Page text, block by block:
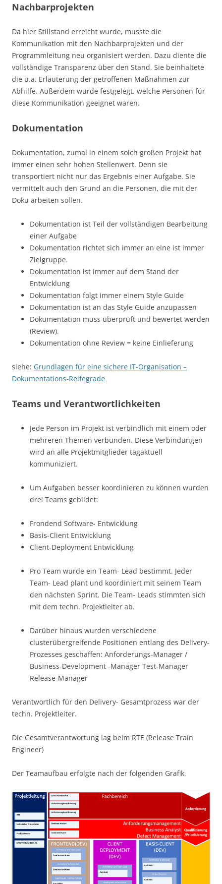
Nachbarprojekten
Da hier Stillstand erreicht wurde, musste die
Kommunikation mit den Nachbarprojekten und der
Programmleitung neu organisiert werden. Dazu diente die
vollständige Transparenz über den Stand. Sie beinhaltete
die u.a. Erläuterung der getroffenen Maßnahmen zur
Abhilfe. Außerdem wurde festgelegt, welche Personen für
diese Kommunikation geeignet waren.
Dokumentation
Dokumentation, zumal in einem solch großen Projekt hat
immer einen sehr hohen Stellenwert. Denn sie
transportiert nicht nur das Ergebnis einer Aufgabe. Sie
vermittelt auch den Grund an die Personen, die mit der
Doku arbeiten sollen.
Dokumentation ist Teil der vollständigen Bearbeitung
einer Aufgabe
Dokumentation richtet sich immer an eine ist immer
Zielgruppe.
Dokumentation ist immer auf dem Stand der
Entwicklung
Dokumentation folgt immer einem Style Guide
Dokumentation ist an das Style Guide anzupassen
Dokumentation muss überprüft und bewertet werden
(Review).
Dokumentation ohne Review = keine Einlieferung
siehe: Grundlagen für eine sichere IT-Organisation –
Dokumentations-Reifegrade
Teams und Verantwortlichkeiten
Jede Person im Projekt ist verbindlich mit einem oder
mehreren Themen verbunden. Diese Verbindungen
wird an alle Projektmitglieder tagaktuell
kommuniziert.
Um Aufgaben besser koordinieren zu können wurden
drei Teams gebildet:
Frondend Software- Entwicklung
Basis-Client Entwicklung
Client-Deployment Entwicklung
Pro Team wurde ein Team- Lead bestimmt. Jeder
Team- Lead plant und koordiniert mit seinem Team
den nächsten Sprint. Die Team- Leads stimmten sich
mit dem techn. Projektleiter ab.
Darüber hinaus wurden verschiedene
clusterübergreifende Positionen entlang des Delivery-
Prozesses geschaffen: Anforderungs-Manager /
Business-Development -Manager Test-Manager
Release-Manager
Verantwortlich für den Delivery- Gesamtprozess war der
techn. Projektleiter.
Die Gesamtverantwortung lag beim RTE (Release Train
Engineer)
Der Teamaufbau erfolgte nach der folgenden Grafik.